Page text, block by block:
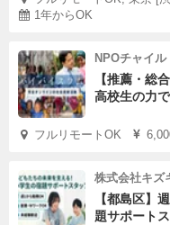
1年からOK
NPOチャイ
【推薦・総
高校生の力
フルリモートOK
株式会社キズ
【都島区】
題サポート